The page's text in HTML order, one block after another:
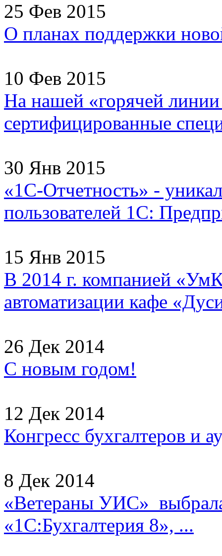
25 Фев 2015
О планах поддержки
10 Фев 2015
На нашей «горячей
сертифицированные
30 Янв 2015
«1С-Отчетность» -
пользователей 1С:
15 Янв 2015
В 2014 г. компанией
автоматизации кафе
26 Дек 2014
С новым годом!
12 Дек 2014
Конгресс бухгалтеров и
8 Дек 2014
«Ветераны УИС»
«1С:Бухгалтерия 8», ...